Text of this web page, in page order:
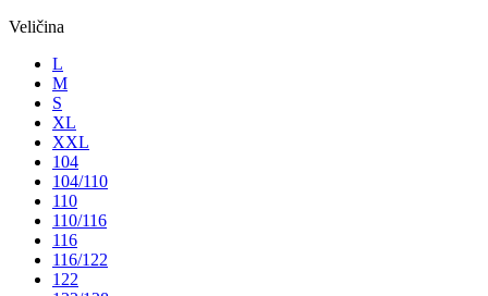
Veličina
L
M
S
XL
XXL
104
104/110
110
110/116
116
116/122
122